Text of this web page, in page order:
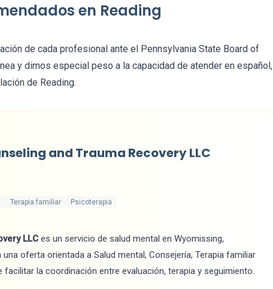
en Reading
de cada profesional ante el Pennsylvania State Board of
y dimos especial peso a la capacidad de atender en español,
de Reading.
and Trauma Recovery LLC
Terapia familiar Psicoterapia
LLC es un servicio de salud mental en Wyomissing,
oferta orientada a Salud mental, Consejería, Terapia familiar
la coordinación entre evaluación, terapia y seguimiento.